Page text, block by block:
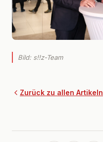
Bild: s!!z-Team
Zurück zu allen Artikeln